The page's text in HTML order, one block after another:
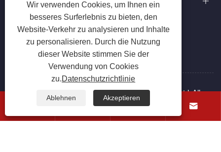
FOLGEN SIE UNS
Copyright © 2025 Zhejiang Hanxin Cookware Co., Ltd. Alle
Rechte vorbehalten.
LinksSitemapRSSXMLDatenschutzrichtlinie
 
Wir verwenden Cookies, um Ihnen ein
besseres Surferlebnis zu bieten, den
Website-Verkehr zu analysieren und Inhalte
zu personalisieren. Durch die Nutzung
dieser Website stimmen Sie der
Verwendung von Cookies
zu.Datenschutzrichtlinie
Ablehnen Akzeptieren